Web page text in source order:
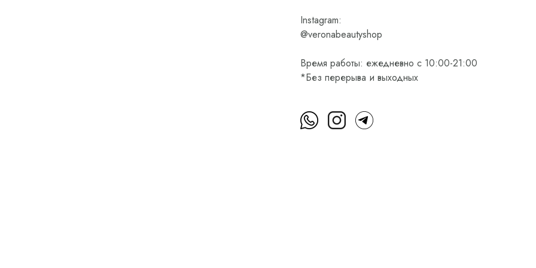
Instagram:
@veronabeautyshop
Время работы: ежедневно с 10:00-21:00
*Без перерыва и выходных